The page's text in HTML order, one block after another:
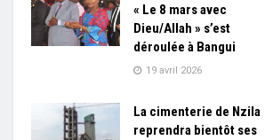
« Le 8 mars avec
Dieu/Allah » s’est
déroulée à Bangui
19 avril 2026
La cimenterie de Nzila
reprendra bientôt ses